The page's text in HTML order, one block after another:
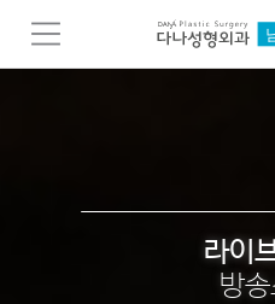
라이
방